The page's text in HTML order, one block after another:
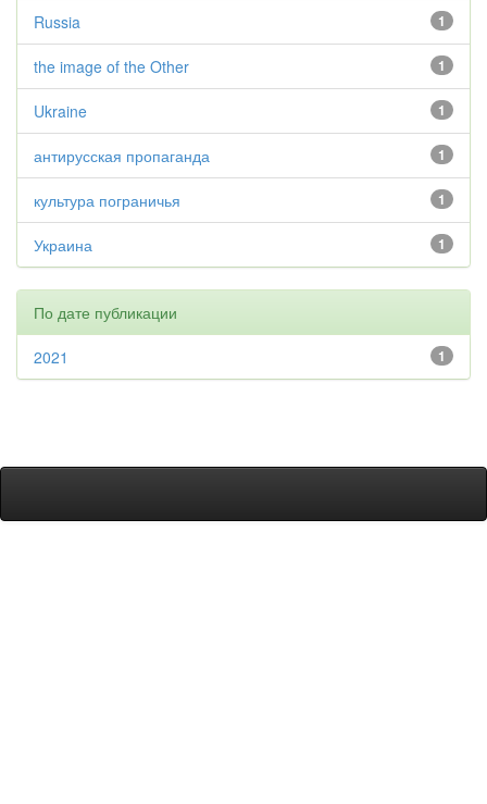
1
Russia
1
the image of the Other
1
Ukraine
1
антирусская пропаганда
1
культура пограничья
1
Украина
По дате публикации
1
2021